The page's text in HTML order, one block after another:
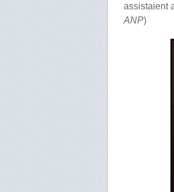
assistaient
ANP)